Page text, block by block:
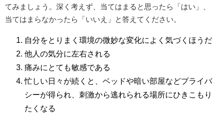
てみましょう。深く考えず、当てはまると思ったら「はい」、
当てはまらなかったら「いいえ」と答えてください。
自分をとりまく環境の微妙な変化によく気づくほうだ
他人の気分に左右される
痛みにとても敏感である
忙しい日々が続くと、ベッドや暗い部屋などプライバ
シーが得られ、刺激から逃れられる場所にひきこもり
たくなる